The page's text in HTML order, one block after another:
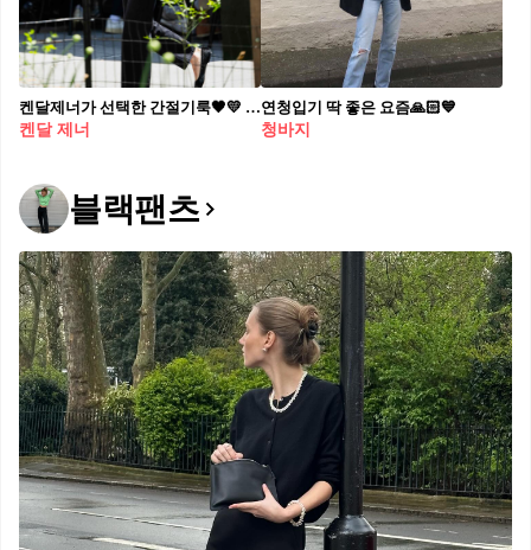
켄달제너가 선택한 간절기룩🖤💛 심플한데 고급스럽고, 꾸안꾸 같은 완성형😎 아이템 정보들 켄달 제너가 미니멀한 간절기룩으로 현실적 워너비를 보여줬습니다. 켄달 제너는 뉴욕 거리에서 베이지 컬러의 스웨이드 재킷으로 계절의 변화를 표현했습니다. 해당 아이템은 로에베(LOEWE)의 턴업 자켓으로, 크롭 기장과 구조감이 특징입니다. 가방은 더로우(The Row)의 누앙스 토트백으로, 부드러운 레더 텍스처와 여유 있는 쉐입이 전체 스타일을 단정하게 잡아주며 실용성과 감도를 동시에 보여줍니다. 슈즈는 더로우의 에바 발레리나 플랫입니다. 벨벳처럼 보이는 앙고라 소재가 클래식한 룩에 따뜻한 터치를 더하며, 블랙 컬러로 무게감을 잡아주었습니다. 사진: 1-7. 게티이미지
켄달 제너
연청입기 딱 좋은 요즘🙏🏻💙
청바지
블랙팬츠